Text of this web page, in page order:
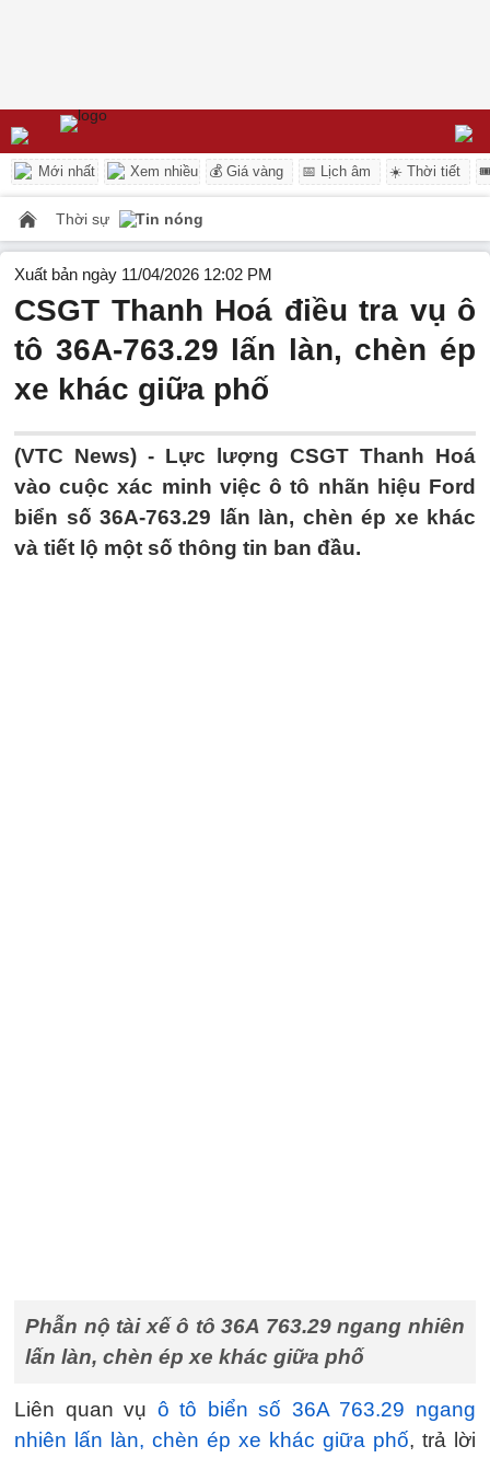
Mới nhất Xem nhiều 💰 Giá vàng 📅 Lịch âm ☀️ Thời tiết
Thời sự Tin nóng
Xuất bản ngày 11/04/2026 12:02 PM
CSGT Thanh Hoá điều tra vụ ô
tô 36A-763.29 lấn làn, chèn ép
xe khác giữa phố
(VTC News) - Lực lượng CSGT Thanh Hoá
vào cuộc xác minh việc ô tô nhãn hiệu Ford
biển số 36A-763.29 lấn làn, chèn ép xe khác
và tiết lộ một số thông tin ban đầu.
Phẫn nộ tài xế ô tô 36A 763.29 ngang nhiên
lấn làn, chèn ép xe khác giữa phố
Liên quan vụ ô tô biển số 36A 763.29 ngang
nhiên lấn làn, chèn ép xe khác giữa phố, trả lời